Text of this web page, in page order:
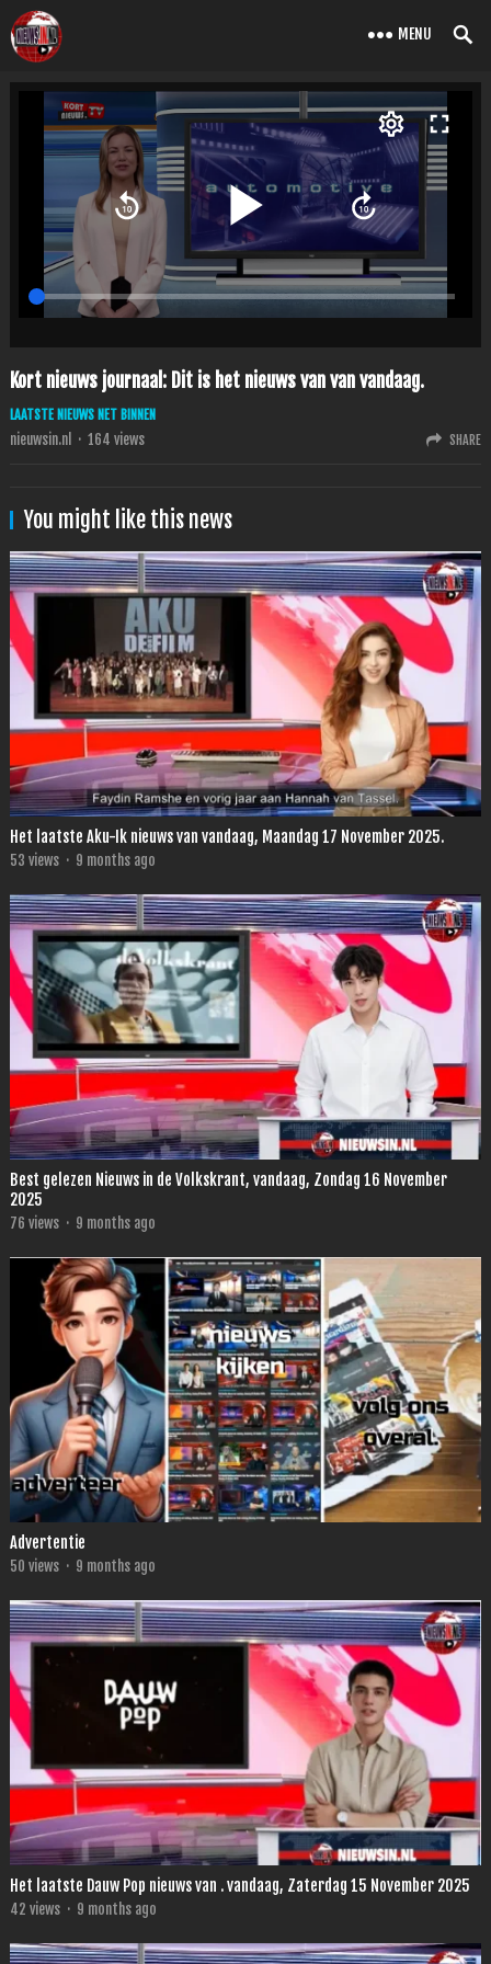
MENU
Kort nieuws journaal: Dit is het nieuws van van vandaag.
LAATSTE NIEUWS NET BINNEN
nieuwsin.nl · 164 views SHARE
You might like this news
Het laatste Aku-Ik nieuws van vandaag, Maandag 17 November 2025.
53 views · 9 months ago
Best gelezen Nieuws in de Volkskrant, vandaag, Zondag 16 November
2025
76 views · 9 months ago
Advertentie
50 views · 9 months ago
Het laatste Dauw Pop nieuws van . vandaag, Zaterdag 15 November 2025
42 views · 9 months ago